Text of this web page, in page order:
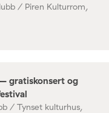
/ Piren Kulturrom,
gratiskonsert og
/ Tynset kulturhus,